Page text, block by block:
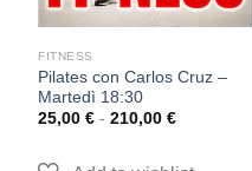
FITNESS
Pilates con Carlos Cruz –
Martedì 18:30
25,00€ - 210,00€